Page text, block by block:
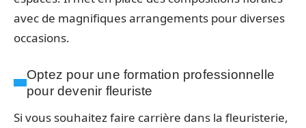
avec de magnifiques arrangements pour diverses
occasions.
Optez pour une formation professionnelle
pour devenir fleuriste
Si vous souhaitez faire carrière dans la fleuristerie,